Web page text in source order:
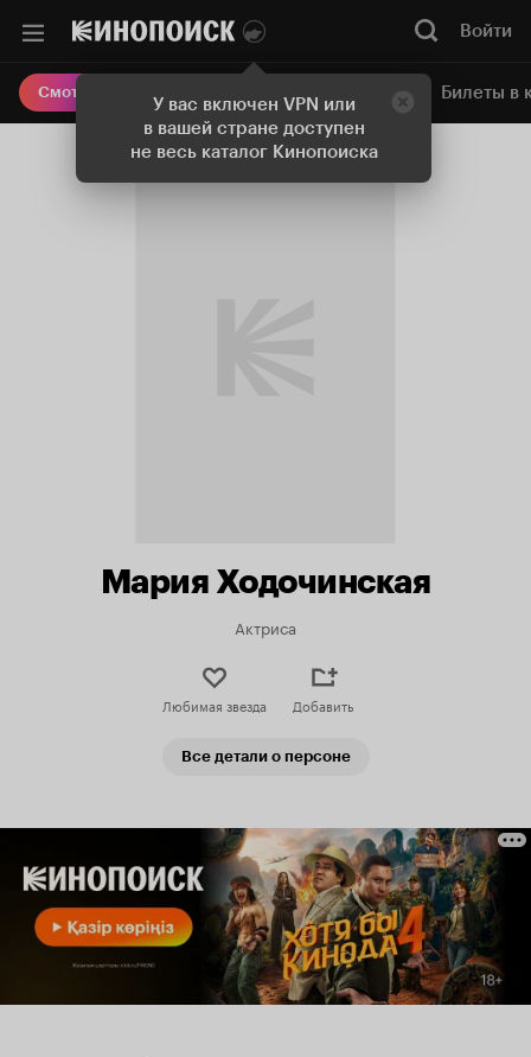
У вас включен VPN или
в вашей стране доступен
не весь каталог Кинопоиска
Войти
Смотреть кино Онлайн-кинотеатр Билеты в
Мария Ходочинская
Актриса
Любимая звезда Добавить
Все детали о персоне